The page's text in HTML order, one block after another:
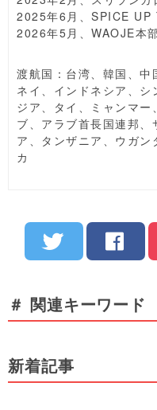
2025年6月、SPICE UP
2026年5月、WAOJE本
渡航国：台湾、韓国、
ネイ、インドネシア、
ジア、タイ、ミャンマー
ブ、アラブ首長国連邦
ア、タンザニア、ウガン
カ
＃ 関連キーワード
新着記事